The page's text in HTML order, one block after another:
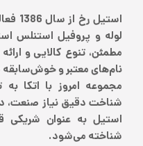
لوله و پروفیل استنلس
مطمئن، تنوع کالایی و
نام‌های معتبر و
مجموعه امروز با اتکا
شناخت دقیق نیاز صنعت،
استیل به عنوان شریکی
شناخته می‌شود.